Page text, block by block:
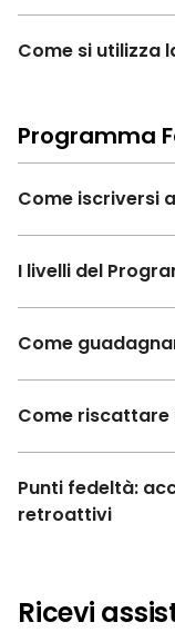
Come si utilizza
Programma
Come iscriversi
I livelli del
Come
Come riscattare
Punti fedeltà:
retroattivi
Ricevi